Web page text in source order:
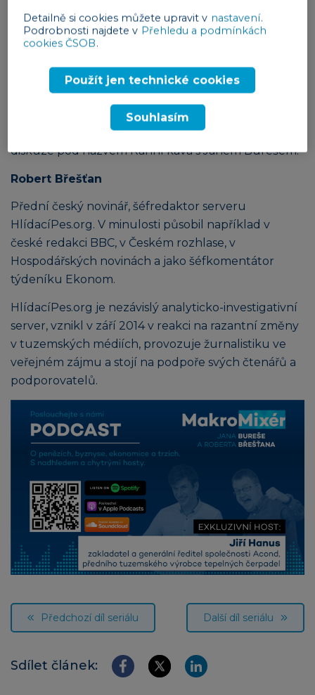
Ekonomickém poradním týmu při krizovém štábu
vlády. Dříve také jako člen poradního sboru
dopady přijetí eura na ekonomiku ČR. Je krom
jiného spoluautorem publikace Měnová integrace –
Náklady a přínosy členství v měnové unii. Pro
klienty skupiny ČSOB připravuje ekonomické
diskuze pod názvem Ranní káva s Janem Burešem.
Robert Břešťan
Přední český novinář, šéfredaktor serveru
HlídacíPes.org. V minulosti působil například v
české redakci BBC, v Českém rozhlase, v
Hospodářských novinách a jako šéfkomentátor
týdeníku Ekonom.
HlídacíPes.org je nezávislý analyticko-investigativní
server, vznikl v září 2014 v reakci na razantní změny
v tuzemských médiích, provozuje žurnalistiku ve
veřejném zájmu a stojí na podpoře svých čtenářů a
podporovatelů.
Předchozí díl seriálu Další díl seriálu
Sdílet článek:
Detailně si cookies můžete upravit v nastavení.
Podrobnosti najdete v Přehledu a podmínkách
cookies ČSOB.
Použít jen technické cookies
Souhlasím